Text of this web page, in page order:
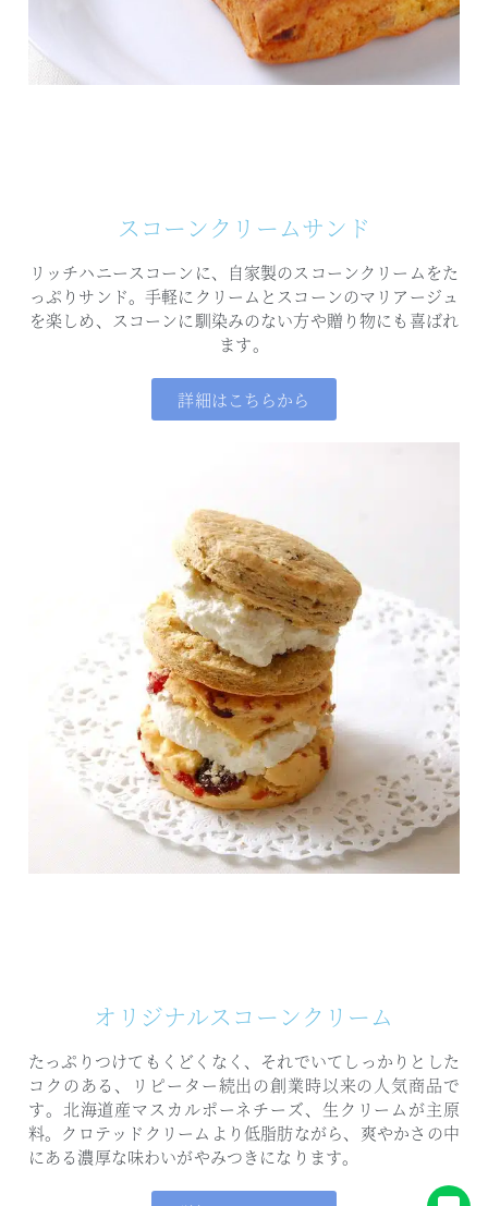
スコーンクリームサンド
リッチハニースコーンに、自家製のスコーンクリームをた
っぷりサンド。 手軽にクリームとスコーンのマリアージュ
を楽しめ、
スコーンに馴染みのない方や贈り物にも喜ばれ
ます。
詳細はこちらから
オリジナルスコーンクリーム
たっぷりつけてもくどくなく、 それでいてしっかりとした
コクのある、
リピーター続出の創業時以来の人気商品で
す。 北海道産マスカルポーネチーズ、生クリームが主原
料。 クロテッドクリームより低脂肪ながら、 爽やかさの中
にある濃厚な味わいがやみつきになります。